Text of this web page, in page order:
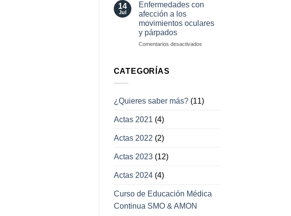
a
campos
14
Jul
Enfermedades con
afección a los
movimientos oculares
y párpados
Comentarios desactivadosen
oculares
CATEGORÍAS
¿Quieres saber más?(11)
Actas 2021 (4)
Actas 2022 (2)
Actas 2023(12)
Actas 2024(4)
Curso de Educación Médica
Continua SMO & AMON